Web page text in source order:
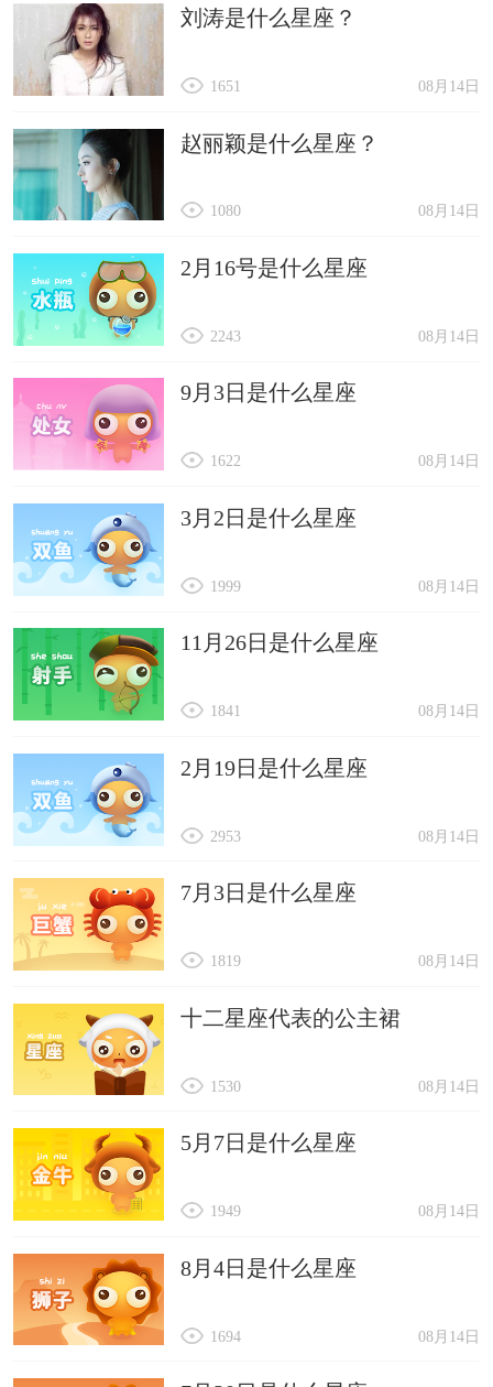
刘涛是什么星座？
08月14日
1651
赵丽颖是什么星座？
08月14日
1080
2月16号是什么星座
08月14日
2243
9月3日是什么星座
08月14日
1622
3月2日是什么星座
08月14日
1999
11月26日是什么星座
08月14日
1841
2月19日是什么星座
08月14日
2953
7月3日是什么星座
08月14日
1819
十二星座代表的公主裙
08月14日
1530
5月7日是什么星座
08月14日
1949
8月4日是什么星座
08月14日
1694